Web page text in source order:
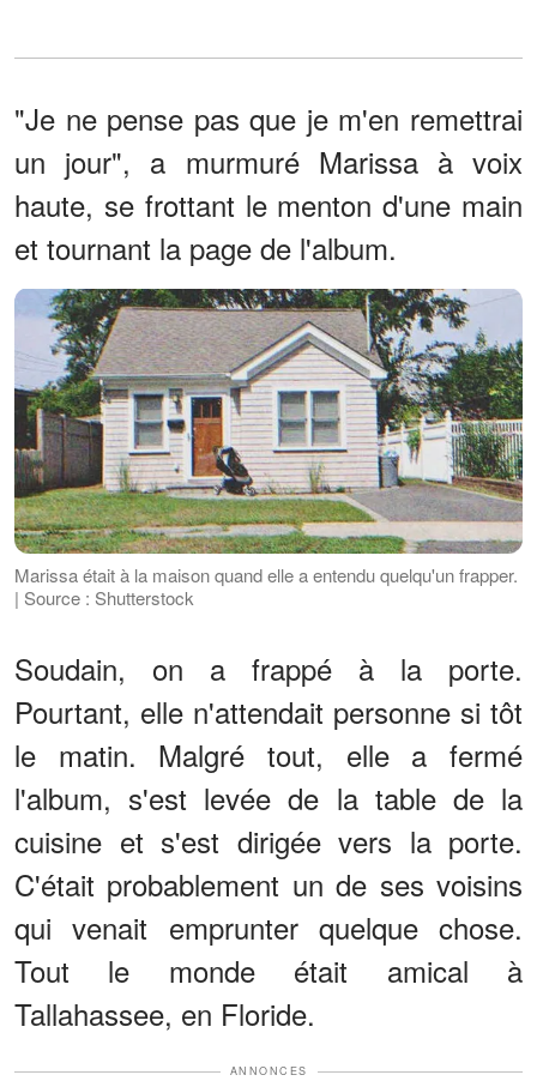
"Je ne pense pas que je m'en remettrai
un jour", a murmuré Marissa à voix
haute, se frottant le menton d'une main
et tournant la page de l'album.
Marissa était à la maison quand elle a entendu quelqu'un frapper.
| Source : Shutterstock
Soudain, on a frappé à la porte.
Pourtant, elle n'attendait personne si tôt
le matin. Malgré tout, elle a fermé
l'album, s'est levée de la table de la
cuisine et s'est dirigée vers la porte.
C'était probablement un de ses voisins
qui venait emprunter quelque chose.
Tout le monde était amical à
Tallahassee, en Floride.
ANNONCES